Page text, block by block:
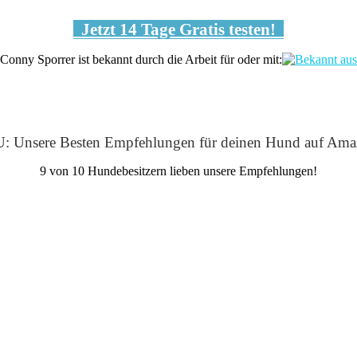
Jetzt 14 Tage Gratis testen!
Conny Sporrer ist bekannt durch die Arbeit für oder mit:
Unsere Besten Empfehlungen für deinen Hund auf
9 von 10 Hundebesitzern lieben unsere Empfehlungen!